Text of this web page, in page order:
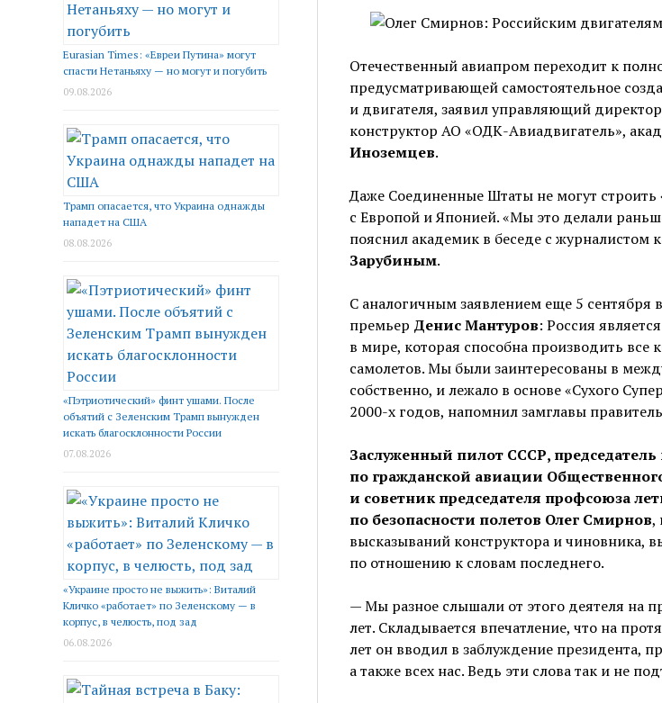
Eurasian Times: «Евреи Путина» могут
спасти Нетаньяху — но могут и погубить
09.08.2026
Трамп опасается, что Украина однажды
нападет на США
08.08.2026
«Пэтриотический» финт ушами. После
объятий с Зеленским Трамп вынужден
искать благосклонности России
07.08.2026
«Украине просто не выжить»: Виталий
Кличко «работает» по Зеленскому — в
корпус, в челюсть, под зад
06.08.2026
Отечественный авиапром переходит к
предусматривающей самостоятельное
и двигателя, заявил управляющий
конструктор АО «ОДК-Авиадвигатель»,
Иноземцев.
Даже Соединенные Штаты не могут строить
с Европой и Японией. «Мы это делали
пояснил академик в беседе с журналистом
Зарубиным.
С аналогичным заявлением еще 5 сентября
премьер Денис Мантуров: Россия
в мире, которая способна производить
самолетов. Мы были заинтересованы в
собственно, и лежало в основе «Сухого
2000-х годов, напомнил замглавы
Заслуженный пилот СССР,
по гражданской авиации
и советник председателя профсоюза
по безопасности полетов Олег Смирнов,
высказываний конструктора и чиновника,
по отношению к словам последнего.
— Мы разное слышали от этого деятеля на
лет. Складывается впечатление, что на
лет он вводил в заблуждение президента,
а также всех нас. Ведь эти слова так и не